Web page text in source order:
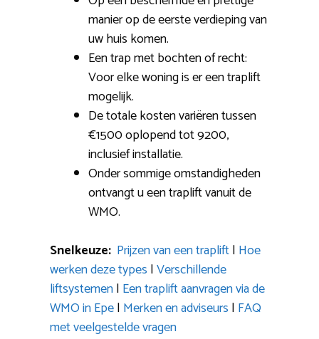
manier op de eerste verdieping van
uw huis komen.
Een trap met bochten of recht:
Voor elke woning is er een traplift
mogelijk.
De totale kosten variëren tussen
€1500 oplopend tot 9200,
inclusief installatie.
Onder sommige omstandigheden
ontvangt u een traplift vanuit de
WMO.
Snelkeuze: Prijzen van een traplift| Hoe
werken deze types |Verschillende
liftsystemen| Een traplift aanvragen via de
WMO in Epe| Merken en adviseurs | FAQ
met veelgestelde vragen